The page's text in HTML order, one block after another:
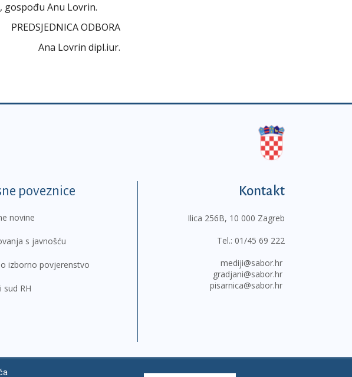
gospođu Anu Lovrin.
PREDSJEDNICA ODBORA
Ana Lovrin dipl.iur.
poveznice
novine
s javnošću
izborno povjerenstvo
sud RH
Kontakt
Ilica 256B, 10 000 Zagreb
Tel.: 01/45 69 222
mediji@sabor.hr
gradjani@sabor.hr
pisarnica@sabor.hr